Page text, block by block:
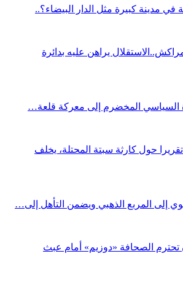
مدينة كبيرة مثل الدار البيضاء؟..
يراهن عليه بدائرة
السياسي المخضرم إلى معركة قلعة…
حول كارثة سبتة المحتلة، يخلف
إلى المربع الذهبي ويضمن التأهل إلى…
تحترم الصحافة «دوزيم» أمام عبث